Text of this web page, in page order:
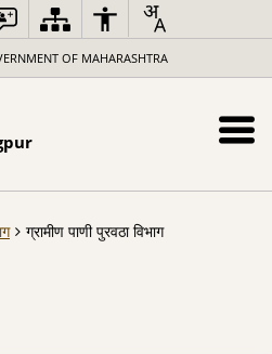
OF MAHARASHTRA
ग्रामीण पाणी पुरवठा विभाग